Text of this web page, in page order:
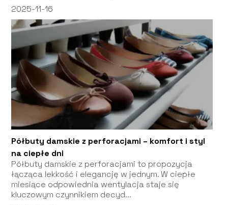
2025-11-16
Półbuty damskie z perforacjami – komfort i styl
na ciepłe dni
Półbuty damskie z perforacjami to propozycja
łącząca lekkość i elegancję w jednym. W ciepłe
miesiące odpowiednia wentylacja staje się
kluczowym czynnikiem decyd...